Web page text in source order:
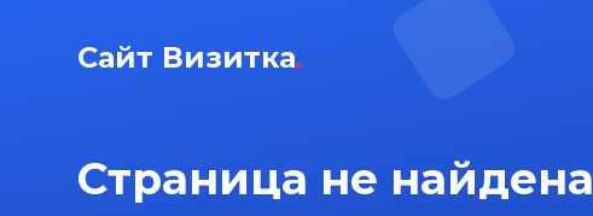
Сайт Визитка
Страница не найдена